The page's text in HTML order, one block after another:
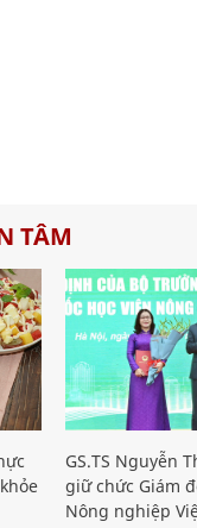
TÂM
GS.TS Nguyễn
giữ chức Giám
Nông nghiệp